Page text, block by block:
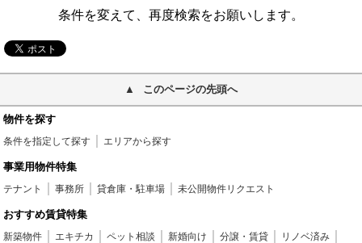
条件を変えて、再度検索をお願いします。
このページの先頭へ
物件を探す
条件を指定して探す エリアから探す
事業用物件特集
テナント 事務所 貸倉庫・駐車場 未公開物件リクエスト
おすすめ賃貸特集
新築物件 エキチカ ペット相談 新婚向け 分譲・賃貸
リノベ済み